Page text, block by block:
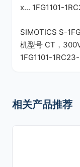
x... 1FG1101-
SIMOTICS S-
机型号 CT，
1FG1101-
相关产品推荐